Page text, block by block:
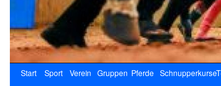
Start Sport Verein Gruppen Pferde Schnupperkurse